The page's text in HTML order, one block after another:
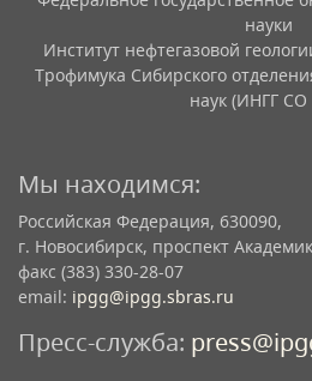
науки
Институт нефтегазовой
Трофимука Сибирского
наук (ИНГГ СО
Мы находимся:
Российская Федерация, 630090,
г. Новосибирск, проспект
факс (383) 330-28-07
email: ipgg@ipgg.sbras.ru
Пресс-служба: